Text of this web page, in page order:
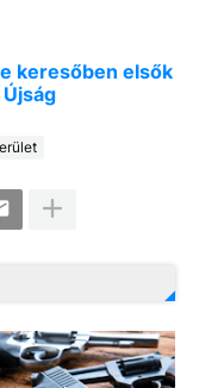
keresőben elsők